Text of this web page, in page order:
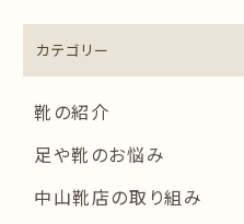
カテゴリー
靴の紹介
足や靴のお悩み
中山靴店の取り組み